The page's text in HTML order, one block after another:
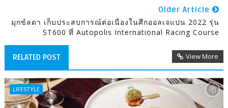
Older Article
มุกข์ลดา เก็บประสบการณ์ต่อเนื่องในศึกออลเจแปน 2022 รุ่น
ST600 ที่ Autopolis International Racing Course
RELATED POST View More
LIFESTYLE